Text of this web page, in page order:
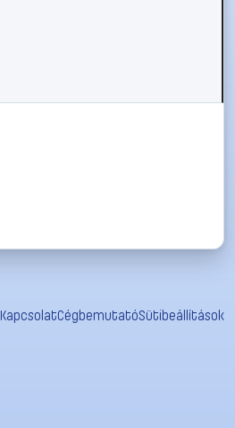
KapcsolatCégbemutatóSütibeállítások